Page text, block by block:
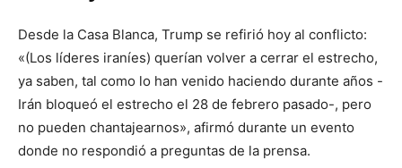
Desde la Casa Blanca, Trump se refirió hoy al conflicto:
«(Los líderes iraníes) querían volver a cerrar el estrecho,
ya saben, tal como lo han venido haciendo durante años -
Irán bloqueó el estrecho el 28 de febrero pasado-, pero
no pueden chantajearnos», afirmó durante un evento
donde no respondió a preguntas de la prensa.